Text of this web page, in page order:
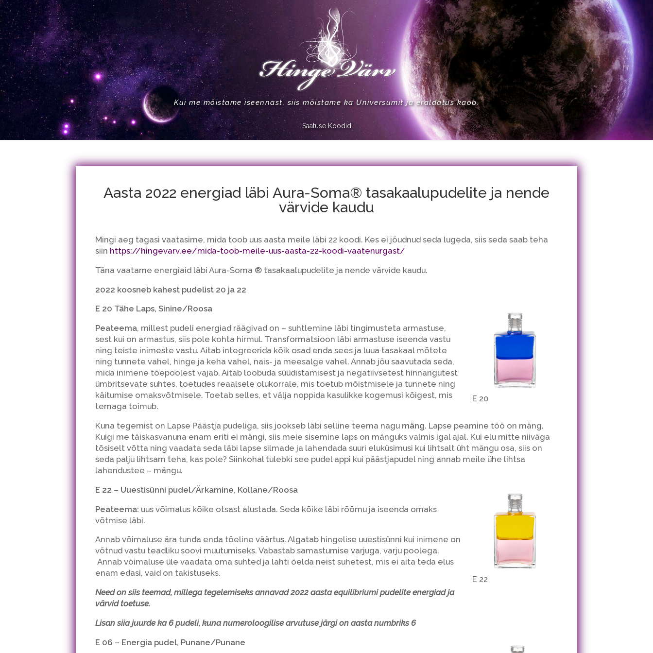
Kui me mõistame iseennast, siis mõistame ka Universumit ja eraldatus kaob.
Saatuse Koodid
Aasta 2022 energiad läbi Aura-Soma® tasakaalupudelite ja nende
värvide kaudu
Mingi aeg tagasi vaatasime, mida toob uus aasta meile läbi 22 koodi. Kes ei jõudnud seda lugeda, siis seda saab teha
siin https://hingevarv.ee/mida-toob-meile-uus-aasta-22-koodi-vaatenurgast/
Täna vaatame energiaid läbi Aura-Soma ® tasakaalupudelite ja nende värvide kaudu.
2022 koosneb kahest pudelist 20 ja 22
E 20
E 20 Tähe Laps, Sinine/Roosa
Peateema, millest pudeli energiad räägivad on – suhtlemine läbi tingimusteta armastuse,
sest kui on armastus, siis pole kohta hirmul. Transformatsioon läbi armastuse iseenda vastu
ning teiste inimeste vastu. Aitab integreerida kõik osad enda sees ja luua tasakaal mõtete
ning tunnete vahel, hinge ja keha vahel, nais- ja meesalge vahel. Annab jõu saavutada seda,
mida inimene tõepoolest vajab. Aitab loobuda süüdistamisest ja negatiivsetest hinnangutest
ümbritsevate suhtes, toetudes reaalsele olukorrale, mis toetub mõistmisele ja tunnete ning
käitumise omaksvõtmisele. Toetab selles, et välja noppida kasulikke kogemusi kõigest, mis
temaga toimub.
Kuna tegemist on Lapse Päästja pudeliga, siis jookseb läbi selline teema nagu mäng. Lapse peamine töö on mäng.
Kuigi me täiskasvanuna enam eriti ei mängi, siis meie sisemine laps on mänguks valmis igal ajal. Kui elu mitte niiväga
tõsiselt võtta ning vaadata seda läbi lapse silmade ja lahendada suuri eluküsimusi kui lihtsalt üht mängu osa, siis on
seda palju lihtsam teha, kas pole? Siinkohal tulebki see pudel appi kui päästjapudel ning annab meile ühe lihtsa
lahendustee – mängu.
E 22
E 22 – Uuestisünni pudel/Ärkamine, Kollane/Roosa
Peateema: uus võimalus kõike otsast alustada. Seda kõike läbi rõõmu ja iseenda omaks
võtmise läbi.
Annab võimaluse ära tunda enda tõeline väärtus. Algatab hingelise uuestisünni kui inimene on
võtnud vastu teadliku soovi muutumiseks. Vabastab samastumise varjuga, varju poolega.
Annab võimaluse üle vaadata oma suhted ja lahti öelda neist suhetest, mis ei aita teda elus
enam edasi, vaid on takistuseks.
Need on siis teemad, millega tegelemiseks annavad 2022 aasta equilibriumi pudelite energiad ja
värvid toetuse.
Lisan siia juurde ka 6 pudeli, kuna numeroloogilise arvutuse järgi on aasta numbriks 6
E 06 – Energia pudel, Punane/Punane